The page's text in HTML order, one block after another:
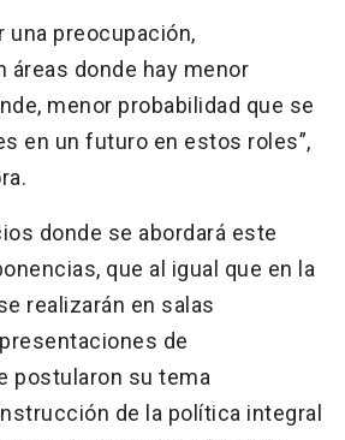
una preocupación,
áreas donde hay menor
menor probabilidad que se
en un futuro en estos roles”,
donde se abordará este
que al igual que en la
realizarán en salas
de
postularon su tema
de la política integral